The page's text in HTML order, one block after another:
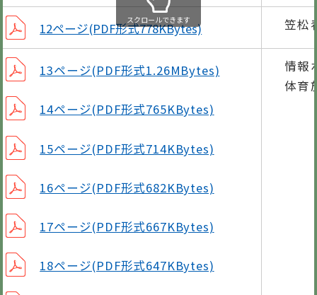
12ページ(PDF形式778KBytes) 笠松
13ページ(PDF形式1.26MBytes)
14ページ(PDF形式765KBytes)
15ページ(PDF形式714KBytes)
16ページ(PDF形式682KBytes)
17ページ(PDF形式667KBytes)
18ページ(PDF形式647KBytes)
情報
体育
スクロールできます